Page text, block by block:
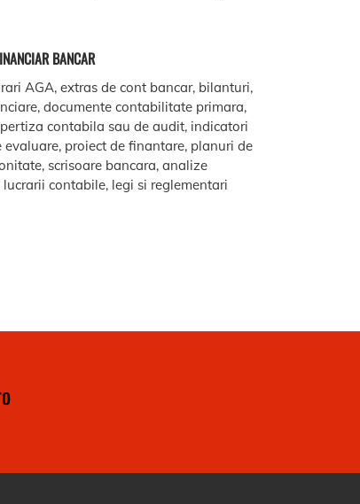
BANCAR
AGA, extras de cont bancar, bilanturi,
documente contabilitate primara,
contabila sau de audit, indicatori
proiect de finantare, planuri de
scrisoare bancara, analize
contabile, legi si reglementari